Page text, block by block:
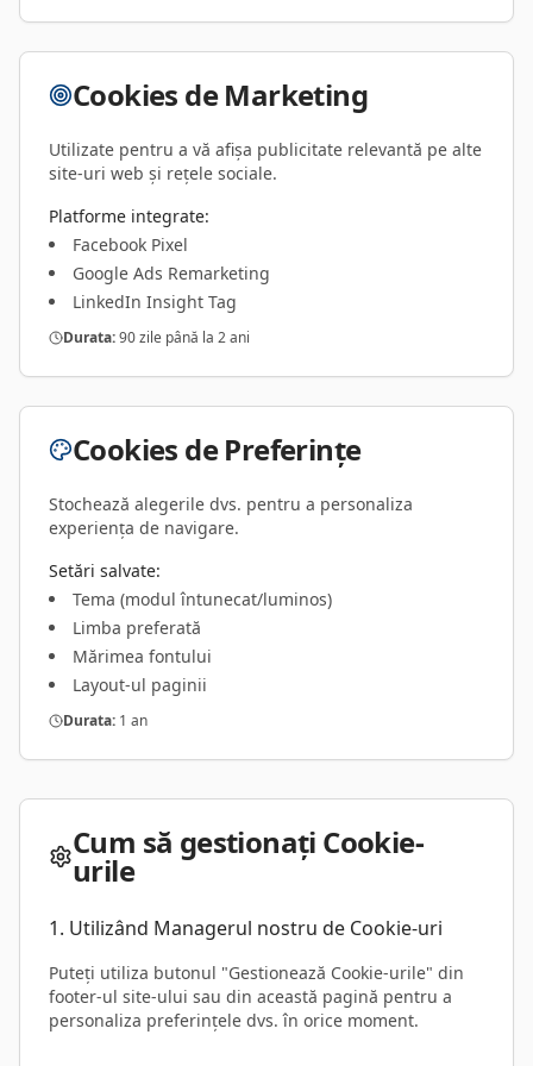
Cookies de Marketing
Utilizate pentru a vă afișa publicitate relevantă pe alte
site-uri web și rețele sociale.
Platforme integrate:
Facebook Pixel
Google Ads Remarketing
LinkedIn Insight Tag
Durata:90 zile până la 2 ani
Cookies de Preferințe
Stochează alegerile dvs. pentru a personaliza
experiența de navigare.
Setări salvate:
Tema (modul întunecat/luminos)
Limba preferată
Mărimea fontului
Layout-ul paginii
Durata: 1 an
Cum să gestionați Cookie-
urile
1. Utilizând Managerul nostru de Cookie-uri
Puteți utiliza butonul "Gestionează Cookie-urile" din
footer-ul site-ului sau din această pagină pentru a
personaliza preferințele dvs. în orice moment.